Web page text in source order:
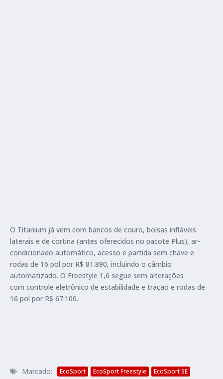
O Titanium já vem com bancos de couro, bolsas infláveis
laterais e de cortina (antes oferecidos no pacote Plus), ar-
condicionado automático, acesso e partida sem chave e
rodas de 16 pol por R$ 81.890, incluindo o câmbio
automatizado. O Freestyle 1,6 segue sem alterações
com controle eletrônico de estabilidade e tração e rodas de
16 pol por R$ 67.100.
Marcado: EcoSport EcoSport Freestyle
EcoSport SE